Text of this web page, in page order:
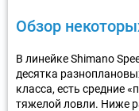
Обзор
В линейке Shimano
десятка
класса, есть средние
тяжелой ловли. Ниже